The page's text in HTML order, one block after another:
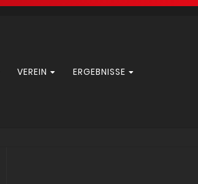
VEREIN ERGEBNISSE